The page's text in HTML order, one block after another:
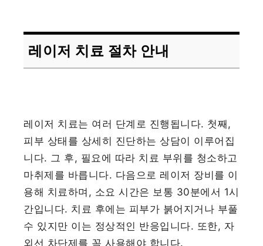
레이저 치료 절차 안내
레이저 치료는 여러 단계로 진행됩니다. 첫째,
피부 상태를 상세히 진단하는 상담이 이루어집
니다. 그 후, 필요에 따라 치료 부위를 청소하고
마취제를 바릅니다. 다음으로 레이저 장비를 이
용해 치료하며, 소요 시간은 보통 30분에서 1시
간입니다. 치료 후에는 피부가 붉어지거나 부풀
수 있지만 이는 정상적인 반응입니다. 또한, 자
외선 차단제를 꼭 사용해야 합니다.